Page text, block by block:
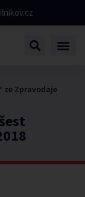
ze Zpravodaje